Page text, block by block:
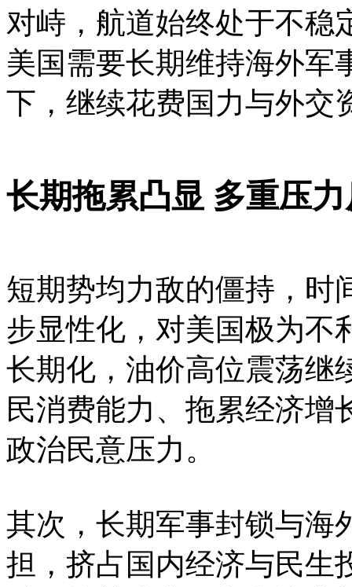
对峙，航道始终处于不稳
美国需要长期维持海外军
下，继续花费国力与外交
长期拖累凸显 多重压
短期势均力敌的僵持，时
步显性化，对美国极为不
长期化，油价高位震荡继
民消费能力、拖累经济增
政治民意压力。
其次，长期军事封锁与海
担，挤占国内经济与民生